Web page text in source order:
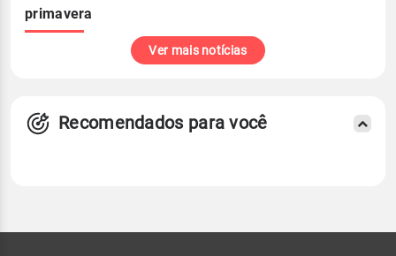
primavera
Ver mais notícias
Recomendados para você